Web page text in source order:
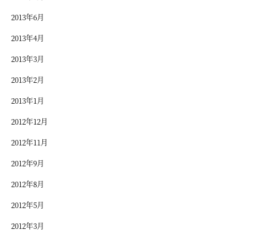
2013年6月
2013年4月
2013年3月
2013年2月
2013年1月
2012年12月
2012年11月
2012年9月
2012年8月
2012年5月
2012年3月